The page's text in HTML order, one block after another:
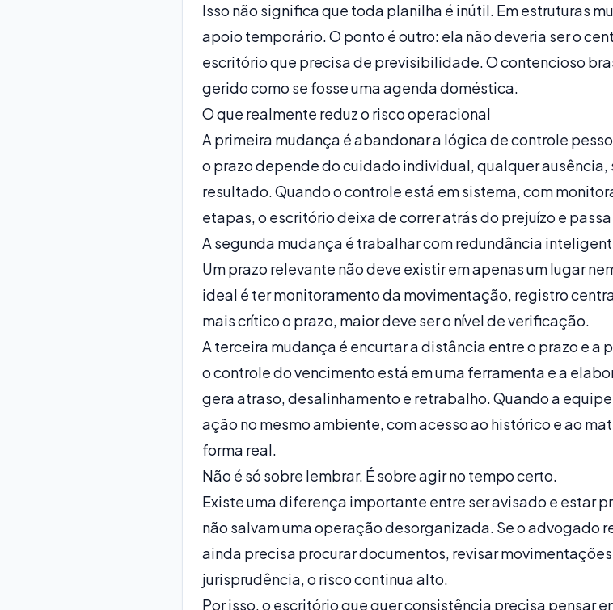
Isso não significa que toda planilha é inútil. Em estruturas
apoio temporário. O ponto é outro: ela não deveria ser o
escritório que precisa de previsibilidade. O contencioso
gerido como se fosse uma agenda doméstica.
O que realmente reduz o risco operacional
A primeira mudança é abandonar a lógica de controle
o prazo depende do cuidado individual, qualquer
resultado. Quando o controle está em sistema, com
etapas, o escritório deixa de correr atrás do prejuízo e
A segunda mudança é trabalhar com redundância
Um prazo relevante não deve existir em apenas um lugar
ideal é ter monitoramento da movimentação, registro
mais crítico o prazo, maior deve ser o nível de verificação.
A terceira mudança é encurtar a distância entre o prazo e a
o controle do vencimento está em uma ferramenta e a
gera atraso, desalinhamento e retrabalho. Quando a
ação no mesmo ambiente, com acesso ao histórico e ao
forma real.
Não é só sobre lembrar. É sobre agir no tempo certo.
Existe uma diferença importante entre ser avisado e estar
não salvam uma operação desorganizada. Se o advogado
ainda precisa procurar documentos, revisar
jurisprudência, o risco continua alto.
Por isso, o escritório que quer consistência precisa pensar